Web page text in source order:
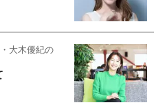
大木優紀の